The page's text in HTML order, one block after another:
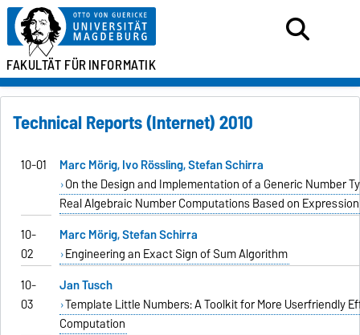
FAKULTÄT FÜRINFORMATIK
Technical Reports (Internet) 2010
10-01
Marc Mörig, Ivo Rössling, Stefan Schirra
On the Design and Implementation of a Generic Number
Real Algebraic Number Computations Based on
10-
02
Marc Mörig, Stefan Schirra
Engineering an Exact Sign of Sum Algorithm
10-
03
Jan Tusch
Template Little Numbers: A Toolkit for More Userfriendly
Computation